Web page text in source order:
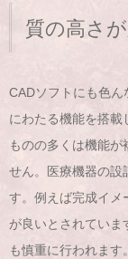
質の高さ
CADソフトにも色
にわたる機能を搭載
ものの多くは機能が
せん。医療機器の設
す。例えば完成イメ
が良いとされていま
も慎重に行われま